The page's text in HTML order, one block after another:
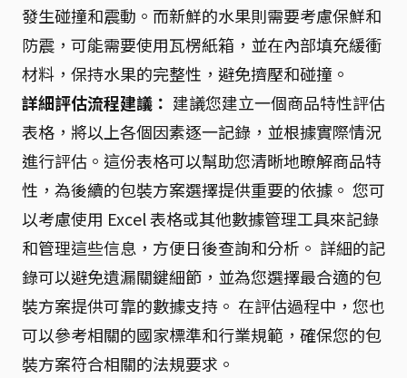
發生碰撞和震動。而新鮮的水果則需要考慮保鮮和
防震，可能需要使用瓦楞紙箱，並在內部填充緩衝
材料，保持水果的完整性，避免擠壓和碰撞。
詳細評估流程建議： 建議您建立一個商品特性評估
表格，將以上各個因素逐一記錄，並根據實際情況
進行評估。這份表格可以幫助您清晰地瞭解商品特
性，為後續的包裝方案選擇提供重要的依據。 您可
以考慮使用 Excel 表格或其他數據管理工具來記錄
和管理這些信息，方便日後查詢和分析。 詳細的記
錄可以避免遺漏關鍵細節，並為您選擇最合適的包
裝方案提供可靠的數據支持。 在評估過程中，您也
可以參考相關的國家標準和行業規範，確保您的包
裝方案符合相關的法規要求。